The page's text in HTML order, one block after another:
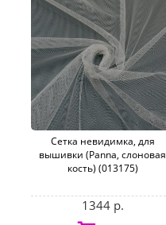
Сетка невидимка, для
вышивки (Panna, слоновая
кость) (013175)
1344 р.